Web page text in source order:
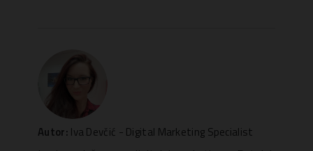
Autor: Iva Devčić - Digital Marketing Specialist